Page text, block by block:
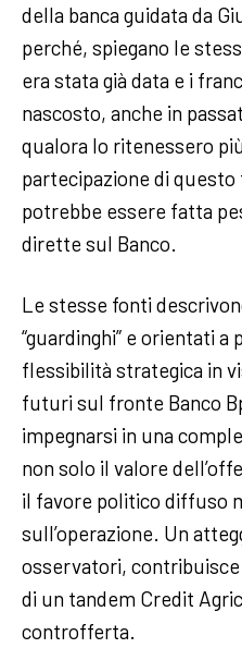
della banca guidata da
perché, spiegano le
era stata già data e i
nascosto, anche in
qualora lo ritenessero
partecipazione di
potrebbe essere fatta
dirette sul Banco.
Le stesse fonti
“guardinghi” e orientati
flessibilità strategica in
futuri sul fronte Banco
impegnarsi in una
non solo il valore
il favore politico diffuso
sull’operazione. Un
osservatori,
di un tandem Credit
controfferta.